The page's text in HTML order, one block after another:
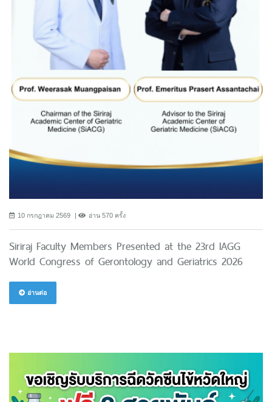
10 กรกฎาคม 2569 อ่าน 570 ครั้ง
Siriraj Faculty Members Presented at the 23rd IAGG
World Congress of Gerontology and Geriatrics 2026
อ่านต่อ